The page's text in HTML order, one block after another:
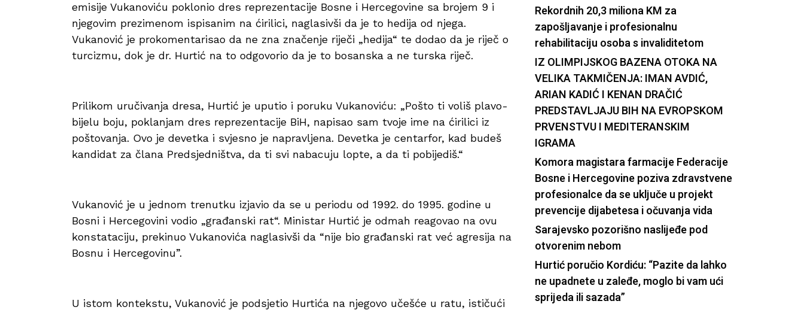
emisije Vukanoviću poklonio dres reprezentacije Bosne i Hercegovine sa brojem 9 i
njegovim prezimenom ispisanim na ćirilici, naglasivši da je to hedija od njega.
Vukanović je prokomentarisao da ne zna značenje riječi „hedija“ te dodao da je riječ o
turcizmu, dok je dr. Hurtić na to odgovorio da je to bosanska a ne turska riječ.
Prilikom uručivanja dresa, Hurtić je uputio i poruku Vukanoviću: „Pošto ti voliš plavo-
bijelu boju, poklanjam dres reprezentacije BiH, napisao sam tvoje ime na ćirilici iz
poštovanja. Ovo je devetka i svjesno je napravljena. Devetka je centarfor, kad budeš
kandidat za člana Predsjedništva, da ti svi nabacuju lopte, a da ti pobijediš.“
Vukanović je u jednom trenutku izjavio da se u periodu od 1992. do 1995. godine u
Bosni i Hercegovini vodio „građanski rat“. Ministar Hurtić je odmah reagovao na ovu
konstataciju, prekinuo Vukanovića naglasivši da “nije bio građanski rat već agresija na
Bosnu i Hercegovinu”.
U istom kontekstu, Vukanović je podsjetio Hurtića na njegovo učešće u ratu, ističući
Rekordnih 20,3 miliona KM za
zapošljavanje i profesionalnu
rehabilitaciju osoba s invaliditetom
IZ OLIMPIJSKOG BAZENA OTOKA NA
VELIKA TAKMIČENJA: IMAN AVDIĆ,
ARIAN KADIĆ I KENAN DRAČIĆ
PREDSTAVLJAJU BIH NA EVROPSKOM
PRVENSTVU I MEDITERANSKIM
IGRAMA
Komora magistara farmacije Federacije
Bosne i Hercegovine poziva zdravstvene
profesionalce da se uključe u projekt
prevencije dijabetesa i očuvanja vida
Sarajevsko pozorišno naslijeđe pod
otvorenim nebom
Hurtić poručio Kordiću: “Pazite da lahko
ne upadnete u zaleđe, moglo bi vam ući
sprijeda ili sazada”